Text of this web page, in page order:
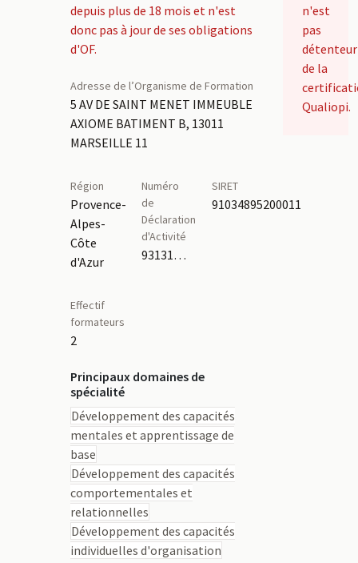
depuis plus de 18 mois et n'est
donc pas à jour de ses obligations
d'OF.
Adresse de l’Organisme de Formation
5 AV DE SAINT MENET IMMEUBLE
AXIOME BATIMENT B, 13011
MARSEILLE 11
Région
Provence-
Alpes-
Côte
d'Azur
Numéro
de
Déclaration
d'Activité
93131992213
SIRET
91034895200011
Effectif
formateurs
2
Principaux domaines de
spécialité
Développement des capacités
mentales et apprentissage de
base
Développement des capacités
comportementales et
relationnelles
Développement des capacités
individuelles d'organisation
n'est
pas
détenteur
de la
Qualiopi.